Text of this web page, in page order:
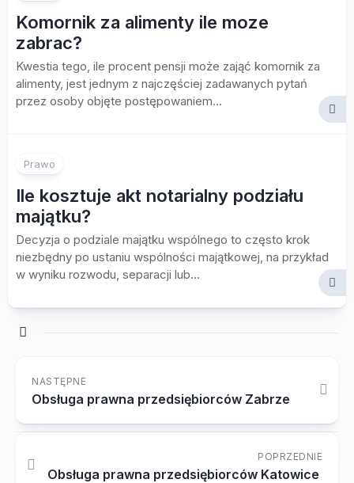
Komornik za alimenty ile moze
zabrac?
Kwestia tego, ile procent pensji może zająć komornik za
alimenty, jest jednym z najczęściej zadawanych pytań
przez osoby objęte postępowaniem...
Prawo
Ile kosztuje akt notarialny podziału
majątku?
Decyzja o podziale majątku wspólnego to często krok
niezbędny po ustaniu wspólności majątkowej, na przykład
w wyniku rozwodu, separacji lub...
NASTĘPNE
Obsługa prawna przedsiębiorców Zabrze
POPRZEDNIE
Obsługa prawna przedsiębiorców Katowice